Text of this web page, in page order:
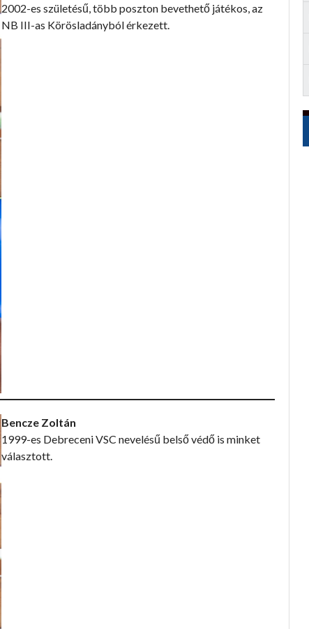
2002-es születésű, több poszton bevethető játékos, az
NB III-as Körösladányból érkezett.
Bencze Zoltán
1999-es Debreceni VSC nevelésű belső védő is minket
választott.